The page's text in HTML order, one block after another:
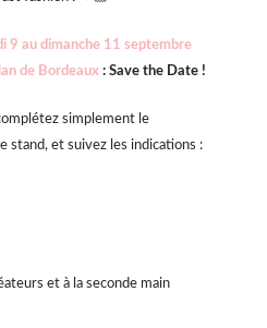
9 au dimanche 11 septembre
de Bordeaux : Save the Date !
simplement le
stand, et suivez les indications :
et à la seconde main